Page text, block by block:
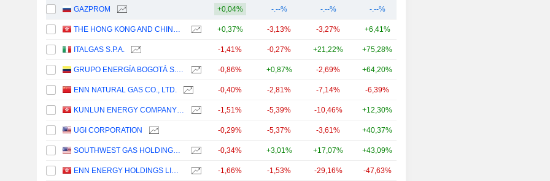
GAZPROM +0,04% -.--% -.--% -.--%
THE HONG KONG AND CHINA GAS COMPANY LIMITED +0,37% -3,13% -3,27% +6,41%
ITALGAS S.P.A. -1,41% -0,27% +21,22% +75,28%
GRUPO ENERGÍA BOGOTÁ S.A. E.S.P. -0,86% +0,87% -2,69% +64,20%
ENN NATURAL GAS CO., LTD. -0,40% -2,81% -7,14% -6,39%
KUNLUN ENERGY COMPANY LIMITED -1,51% -5,39% -10,46% +12,30%
UGI CORPORATION -0,29% -5,37% -3,61% +40,37%
SOUTHWEST GAS HOLDINGS, INC. -0,34% +3,01% +17,07% +43,09%
ENN ENERGY HOLDINGS LIMITED -1,66% -1,53% -29,16% -47,63%